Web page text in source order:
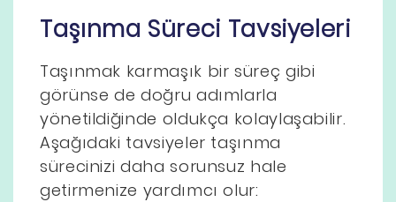
Taşınma Süreci Tavsiyeleri
Taşınmak karmaşık bir süreç gibi
görünse de doğru adımlarla
yönetildiğinde oldukça kolaylaşabilir.
Aşağıdaki tavsiyeler taşınma
sürecinizi daha sorunsuz hale
getirmenize yardımcı olur: